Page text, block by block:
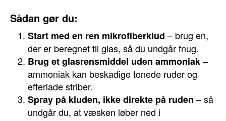
Sådan gør du:
Start med en ren mikrofiberklud – brug en,
der er beregnet til glas, så du undgår fnug.
Brug et glasrensmiddel uden ammoniak–
ammoniak kan beskadige tonede ruder og
efterlade striber.
Spray på kluden, ikke direkte på ruden – så
undgår du, at væsken løber ned i